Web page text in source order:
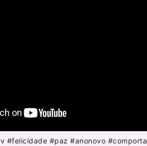
#felicidade #paz #anonovo